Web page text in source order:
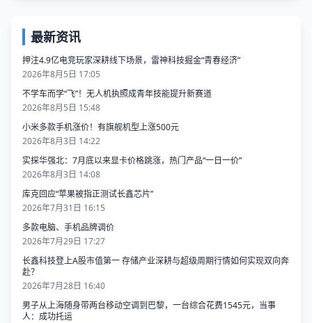
最新资讯
押注4.9亿电竞玩家深耕线下场景，雷神科技掘金“青春经济”
2026年8月5日 17:05
不学车而学“飞”！无人机执照成青年技能提升新赛道
2026年8月5日 15:48
小米多款手机涨价！有旗舰机型上涨500元
2026年8月3日 14:22
实探华强北：7月底以来显卡价格跳涨，热门产品“一日一价”
2026年8月3日 14:08
库克回应“苹果被指正测试长鑫芯片”
2026年7月31日 16:15
多款电脑、手机品牌调价
2026年7月29日 17:27
长鑫科技登上A股市值第一 存储产业深耕与超级周期行情如何实现双向奔
赴？
2026年7月28日 16:40
男子从上海随身带两台移动空调到巴黎，一台综合花费1545元，当事
人：成功托运